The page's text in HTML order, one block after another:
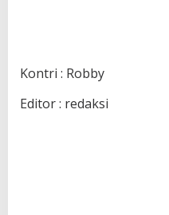
Kontri : Robby
Editor : redaksi